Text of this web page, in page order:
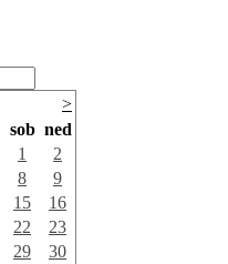
>
sob ned
1
2
8
9
15
16
22
23
29
30